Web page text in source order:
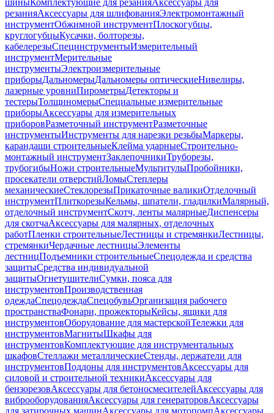
шиныКомплектующие для резанияАксессуары для
резанияАксессуары для шлифованияЭлектромонтажный
инструментОбжимной инструментПлоскогубцы,
круглогубцыКусачки, болторезы,
кабелерезыСпецинструментыИзмерительный
инструментМерительные
инструментыЭлектроизмерительные
приборыДальномерыДальномеры оптическиеНивелиры,
лазерные уровниПирометрыДетекторы и
тестерыТолщиномерыСпециальные измерительные
приборыАксессуары для измерительных
приборовРазметочный инструментРазметочные
инструментыИнструменты для нарезки резьбыМаркеры,
карандаши строительныеКлейма ударныеСтроительно-
монтажный инструментЗаклепочникиТруборезы,
трубогибыНожи строительныеМультитулыПробойники,
просекатели отверстийЛомыСтеплеры
механическиеСтеклорезыПрикаточные валикиОтделочный
инструментПлиткорезыКельмы, шпатели, гладилкиМалярный,
отделочный инструментСкотч, ленты малярныеДиспенсеры
для скотчаАксессуары для малярных, отделочных
работПленки строительныеЛестницы и стремянкиЛестницы,
стремянкиЧердачные лестницыЭлементы
лестницПодъемники строительныеСпецодежда и средства
защитыСредства индивидуальной
защитыОгнетушителиСумки, пояса для
инструментовПроизводственная
одеждаСпецодеждаСпецобувьОрганизация рабочего
пространстваФонари, прожекторыКейсы, ящики для
инструментовОборудование для мастерскойТележки для
инструментовМагнитыШкафы для
инструментовКомплектующие для инструментальных
шкафовСтеллажи металлическиеСтенды, держатели для
инструментовПоддоны для инструментовАксессуары для
силовой и строительной техникиАксессуары для
бензорезовАксессуары для бетоносмесителейАксессуары для
виброоборудованияАксессуары для генераторовАксессуары
для затирочных машинАксессуары для мотопомпАксессуары